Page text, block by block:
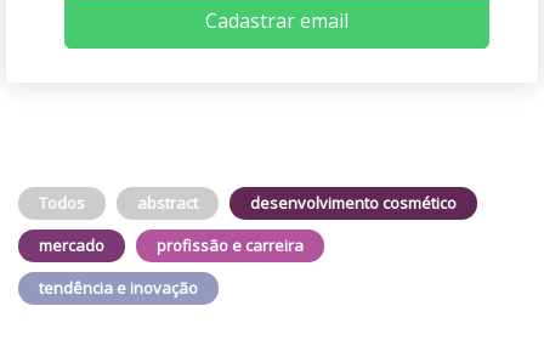
Cadastrar email
Todos abstract
desenvolvimento cosmético
mercado
profissão e carreira
tendência e inovação